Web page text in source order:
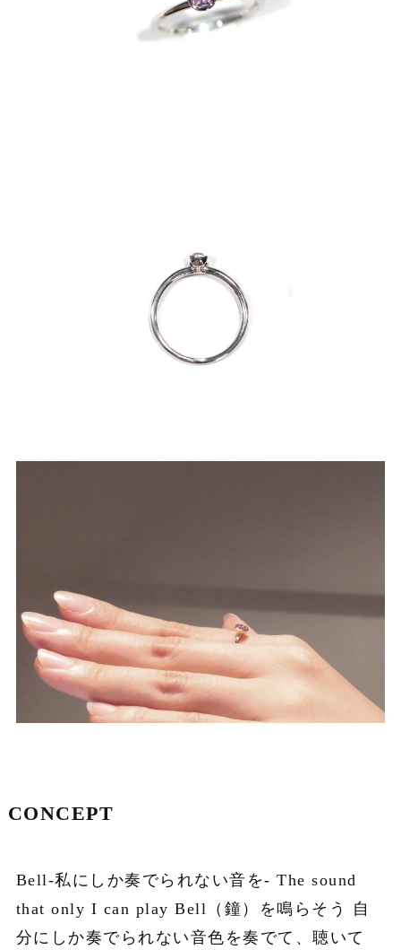
CONCEPT
Bell-私にしか奏でられない音を- The sound
that only I can play Bell（鐘）を鳴らそう 自
分にしか奏でられない音色を奏でて、聴いて